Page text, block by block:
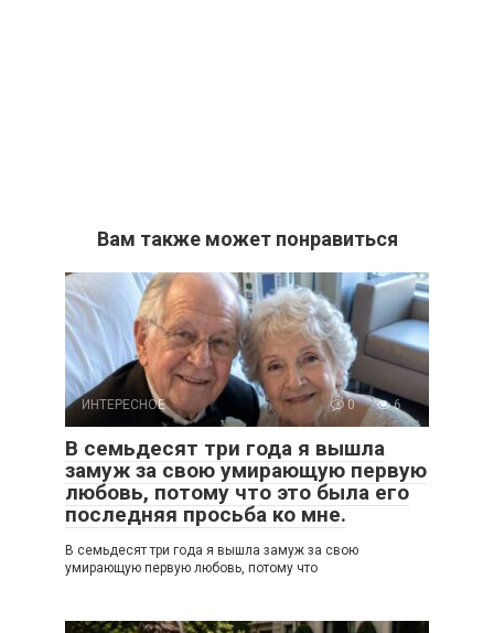
Вам также может понравиться
ИНТЕРЕСНОЕ 0 6
В семьдесят три года я вышла
замуж за свою умирающую первую
любовь, потому что это была его
последняя просьба ко мне.
В семьдесят три года я вышла замуж за свою
умирающую первую любовь, потому что